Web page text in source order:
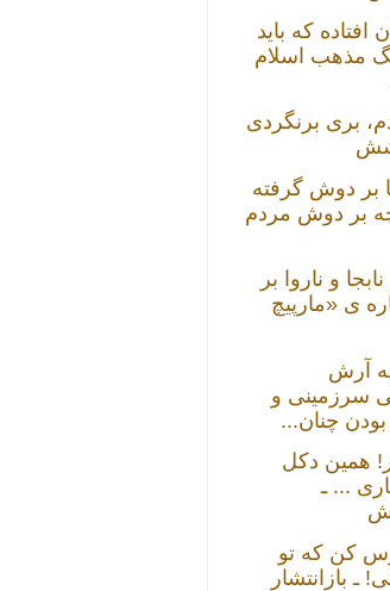
افتاده که باید
مذهب اسلام
بری برنگردی
بر دوش گرفته
بر دوش مردم
و ناروا بر
ی «مارپیچ
آرش
سرزمینی و
چنان...
همین دکل
... ـ
کن که تو
ـ بازانتشار